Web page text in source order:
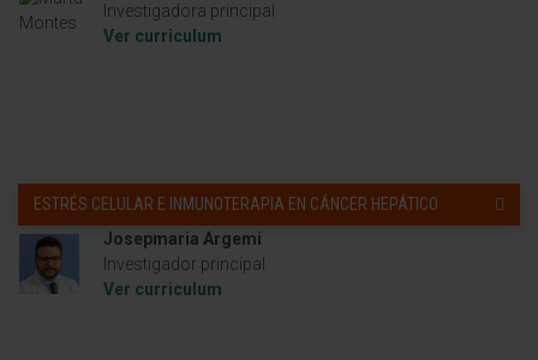
Investigadora principal
Ver curriculum
ESTRÉS CELULAR E INMUNOTERAPIA EN CÁNCER HEPÁTICO
Josepmaria Argemi
Investigador principal
Ver curriculum